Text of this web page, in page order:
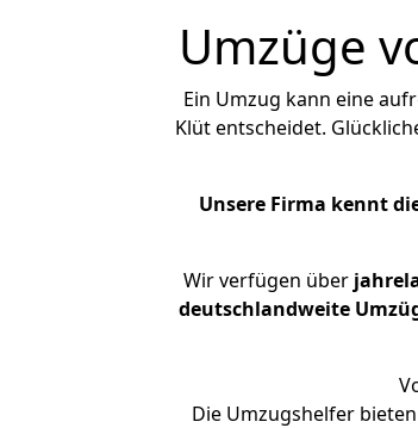
Umzüge
Ein Umzug kann eine
Klüt entscheidet.
Unsere Firma kennt
Wir verfügen über
deutschlandweite
Die Umzugshelfer